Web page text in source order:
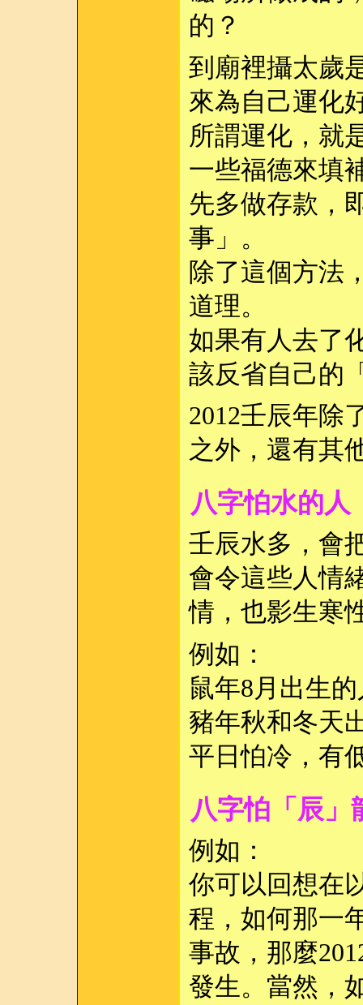
的？
到廟裡攝太歲
來為自己運化
所謂運化，就
一些福德來填
先多做存款，
事」。
除了這個方法
道理。
如果有人去了
該反省自己的
2012壬辰年除
之外，還有其
八字怕水的人
壬辰水多，會
會令這些人情
情，也影生寒
例如：
鼠年8月出生
豬年秋和冬天
平日怕冷，有
八字怕「辰」
例如：
你可以回想在
程，如何那一
事故，那麼
發生。當然，